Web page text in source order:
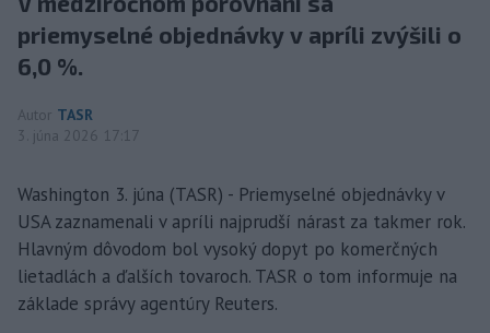
priemyselné objednávky v apríli zvýšili o
6,0 %.
Autor TASR
3. júna 2026 17:17
Washington 3. júna (TASR) - Priemyselné objednávky v
USA zaznamenali v apríli najprudší nárast za takmer rok.
Hlavným dôvodom bol vysoký dopyt po komerčných
lietadlách a ďalších tovaroch. TASR o tom informuje na
základe správy agentúry Reuters.